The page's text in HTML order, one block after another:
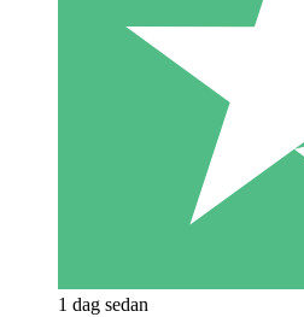
1 dag sedan